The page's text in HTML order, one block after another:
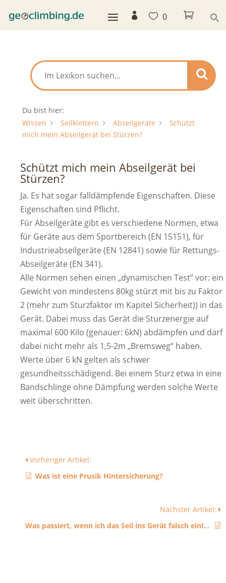
  0 
Du bist hier:
Wissen
Seilklettern Abseilgeräte
Schützt
mich mein Abseilgerät bei Stürzen?
Schützt mich mein Abseilgerät bei
Stürzen?
Ja. Es hat sogar falldämpfende Eigenschaften. Diese
Eigenschaften sind Pflicht.
Für Abseilgeräte gibt es verschiedene Normen, etwa
für Geräte aus dem Sportbereich (EN 15151), für
Industrieabseilgeräte (EN 12841) sowie für Rettungs-
Abseilgeräte (EN 341).
Alle Normen sehen einen „dynamischen Test“ vor: ein
Gewicht von mindestens 80kg stürzt mit bis zu Faktor
2 (mehr zum Sturzfaktor im Kapitel Sicherheit)) in das
Gerät. Dabei muss das Gerät die Sturzenergie auf
maximal 600 Kilo (genauer: 6kN) abdämpfen und darf
dabei nicht mehr als 1,5-2m „Bremsweg“ haben.
Werte über 6 kN gelten als schwer
gesundheitsschädigend. Bei einem Sturz etwa in eine
Bandschlinge ohne Dämpfung werden solche Werte
weit überschritten.
Vorheriger Artikel:
Was ist eine Prusik Hintersicherung?
Nächster Artikel:
Was passiert, wenn ich das Seil ins Gerät falsch einlege?